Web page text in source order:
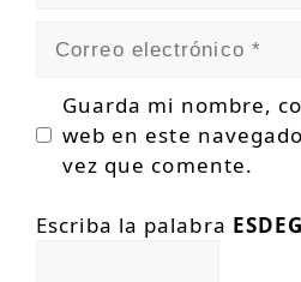
Guarda mi nombre,
web en este
vez que comente.
Escriba la palabra